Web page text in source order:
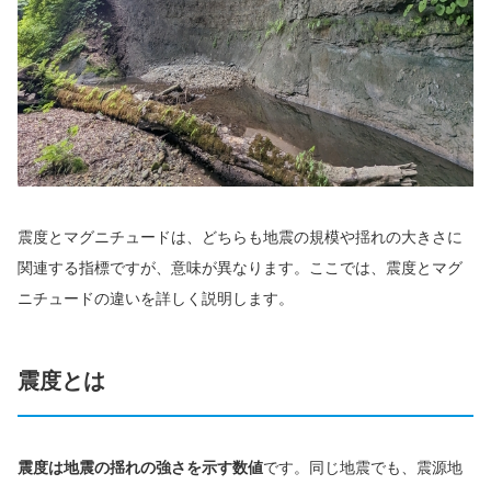
震度とマグニチュードは、どちらも地震の規模や揺れの大きさに
関連する指標ですが、意味が異なります。ここでは、震度とマグ
ニチュードの違いを詳しく説明します。
震度とは
震度は地震の揺れの強さを示す数値です。同じ地震でも、震源地